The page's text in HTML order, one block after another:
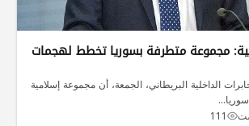
مجموعة متطرفة بسوريا تخطط لهجمات
الداخلية البريطاني، الجمعة، أن مجموعة إسلامية
111